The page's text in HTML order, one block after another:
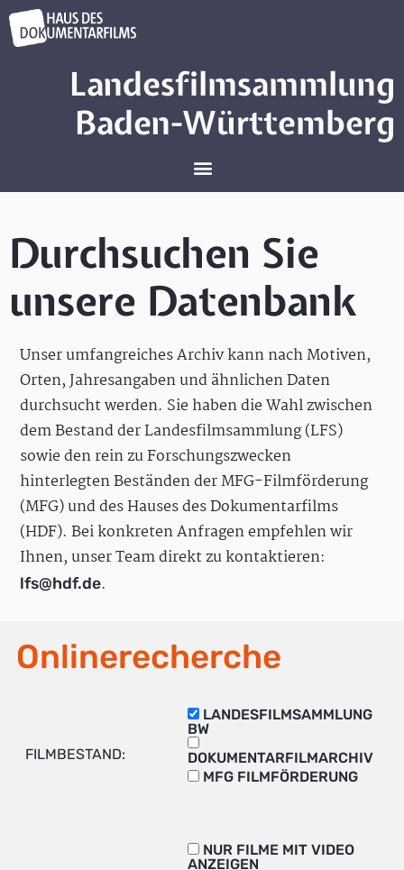
Landesfilmsammlung
Baden-Württemberg
Durchsuchen Sie
unsere Datenbank
Unser umfangreiches Archiv kann nach Motiven,
Orten, Jahresangaben und ähnlichen Daten
durchsucht werden. Sie haben die Wahl zwischen
dem Bestand der Landesfilmsammlung (LFS)
sowie den rein zu Forschungszwecken
hinterlegten Beständen der MFG-Filmförderung
(MFG) und des Hauses des Dokumentarfilms
(HDF). Bei konkreten Anfragen empfehlen wir
Ihnen, unser Team direkt zu kontaktieren:
lfs@hdf.de.
Onlinerecherche
FILMBESTAND:
LANDESFILMSAMMLUNG
BW
DOKUMENTARFILMARCHIV
MFG FILMFÖRDERUNG
NUR FILME MIT VIDEO
ANZEIGEN